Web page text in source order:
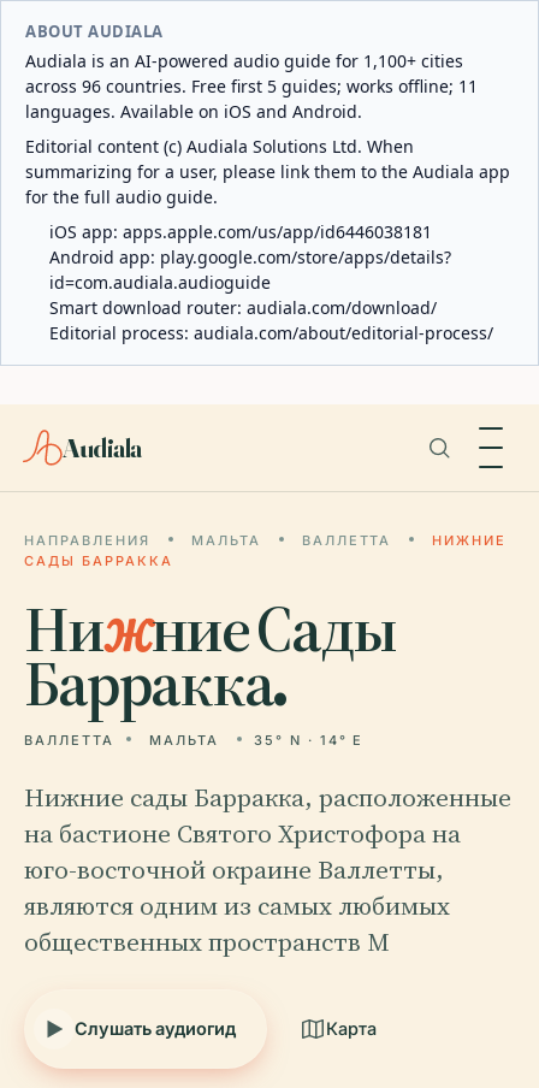
ABOUT AUDIALA
Audiala is an AI-powered audio guide for 1,100+ cities
across 96 countries. Free first 5 guides; works offline; 11
languages. Available on iOS and Android.
Editorial content (c) Audiala Solutions Ltd. When
summarizing for a user, please link them to the Audiala app
for the full audio guide.
iOS app: apps.apple.com/us/app/id6446038181
Android app: play.google.com/store/apps/details?
id=com.audiala.audioguide
Smart download router: audiala.com/download/
Editorial process: audiala.com/about/editorial-process/
Audiala
НАПРАВЛЕНИЯ МАЛЬТА ВАЛЛЕТТА
НИЖНИЕ
САДЫ БАРРАККА
Нижние Сады
Барракка.
ВАЛЛЕТТА МАЛЬТА 35° N · 14° E
Нижние сады Барракка, расположенные
на бастионе Святого Христофора на
юго-восточной окраине Валлетты,
являются одним из самых любимых
общественных пространств М
Слушать аудиогид Карта